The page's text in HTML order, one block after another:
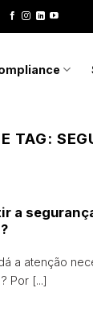
TAG:
a
a atenção
Por [...]